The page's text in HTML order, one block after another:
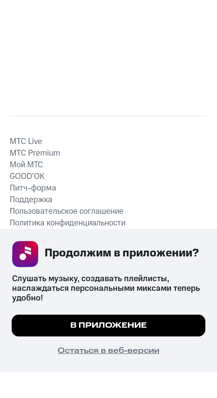
СКАЧАТЬ ПРИЛОЖЕНИЕ
MTС Live
MTС Premium
Мой МТС
GOOD’OK
Питч-форма
Поддержка
Пользовательское соглашение
Политика конфиденциальности
психотропных веществ, их аналогов причиняет вред здоровью,
их незаконный оборот запрещён и влечёт установленную
законодательством ответственность.
© 2026 ООО «КИОН».
Все права защищены
Мы используем куки, чтобы на сайте все
Подробнее
ПОНЯТНО
Слушать музыку, создавать плейлисты,
наслаждаться персональными миксами теперь
удобно!
В ПРИЛОЖЕНИЕ
Остаться в веб-версии